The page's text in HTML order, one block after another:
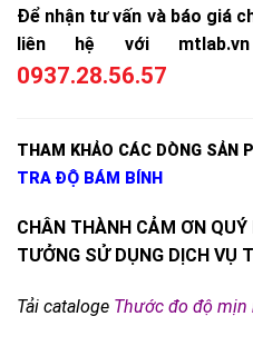
Để nhận tư vấn và báo giá
liên hệ với
0937.28.56.57
THAM KHẢO CÁC DÒNG SẢN
TRA ĐỘ BÁM BÍNH
CHÂN THÀNH CẢM ƠN
TƯỞNG SỬ DỤNG DỊCH VỤ
Tải cataloge Thước đo độ mịn